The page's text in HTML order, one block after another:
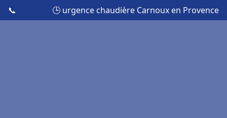
📞 🕒 urgence chaudière Carnoux en Provence